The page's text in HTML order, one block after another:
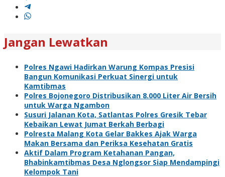
Jangan Lewatkan
Polres Ngawi Hadirkan Warung Kompas Presisi
Bangun Komunikasi Perkuat Sinergi untuk
Kamtibmas
Polres Bojonegoro Distribusikan 8.000 Liter Air Bersih
untuk Warga Ngambon
Susuri Jalanan Kota, Satlantas Polres Gresik Tebar
Kebaikan Lewat Jumat Berkah Berbagi
Polresta Malang Kota Gelar Bakkes Ajak Warga
Makan Bersama dan Periksa Kesehatan Gratis
Aktif Dalam Program Ketahanan Pangan,
Bhabinkamtibmas Desa Nglongsor Siap Mendampingi
Kelompok Tani